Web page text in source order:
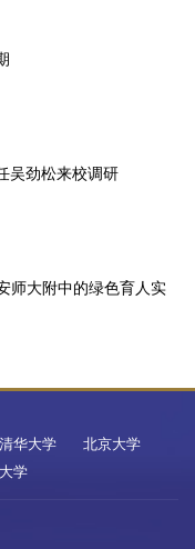
吴劲松来校调研
师大附中的绿色育人实
清华大学
北京大学
学